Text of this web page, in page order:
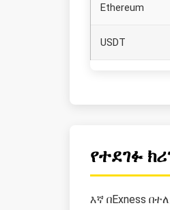
Ethereum
USDT
የተደገፉ
እኛ በExness